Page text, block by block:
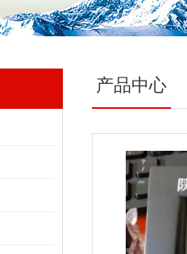
产品中心